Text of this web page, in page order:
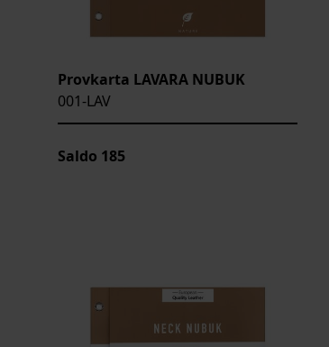
Provkarta LAVARA NUBUK
001-LAV
Saldo 185